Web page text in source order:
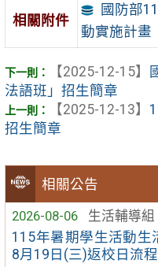
相關公告
2026-08-06
生活輔導組
115年暑期學生活動生
8月19日(三)返校日流
相關附件
國防部
動實施計畫
【2025-12-15】
法語班」招生簡章
【2025-12-13】
招生簡章